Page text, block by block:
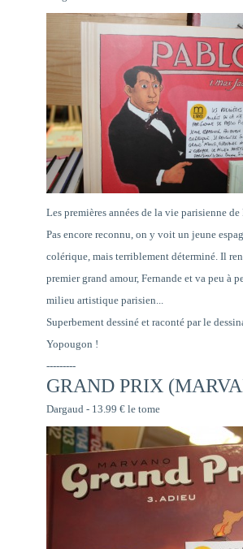
Les premières années de la vie parisienne de
Pas encore reconnu, on y voit un jeune
colérique, mais terriblement déterminé. Il
premier grand amour, Fernande et va peu à
milieu artistique parisien...
Superbement dessiné et raconté par le
Yopougon !
---------
GRAND PRIX
Dargaud - 13.99 € le tome